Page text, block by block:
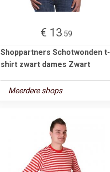
€ 13.59
Shoppartners Schotwonden t-
shirt zwart dames Zwart
Meerdere shops